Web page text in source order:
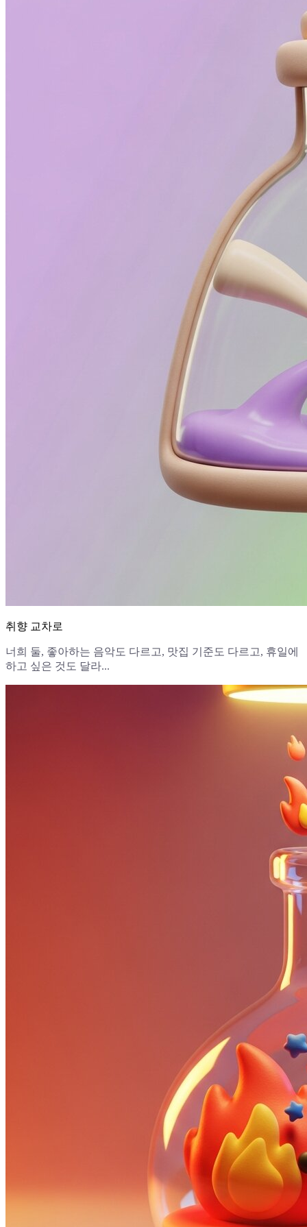
취향 교차로
너희 둘, 좋아하는 음악도 다르고, 맛집 기준도 다르고, 휴일에
하고 싶은 것도 달라...